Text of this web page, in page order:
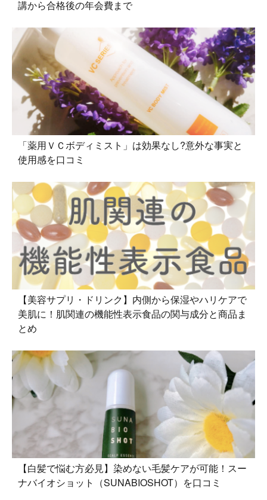
講から合格後の年会費まで
「薬用ＶＣボディミスト」は効果なし?意外な事実と
使用感を口コミ
【美容サプリ・ドリンク】内側から保湿やハリケアで
美肌に！肌関連の機能性表示食品の関与成分と商品ま
とめ
【白髪で悩む方必見】染めない毛髪ケアが可能！スー
ナバイオショット（SUNABIOSHOT）を口コミ